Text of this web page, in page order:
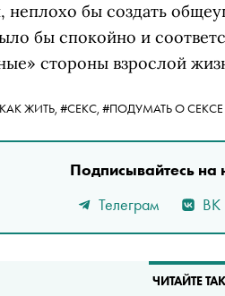
неплохо бы создать
бы спокойно и
стороны взрослой
ЖИТЬ, #СЕКС, #ПОДУМАТЬ О СЕКСЕ
Подписывайтесь на
Телеграм
ВК
ЧИТАЙТЕ